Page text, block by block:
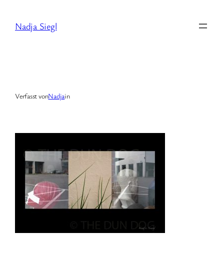
springen
Nadja Siegl
Verfasst vonNadjain